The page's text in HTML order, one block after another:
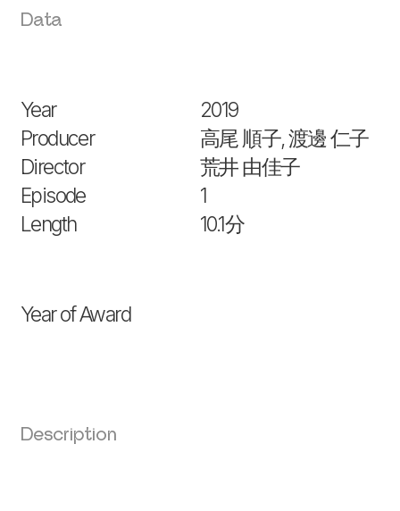
Data
Year
2019
Producer
高尾 順子, 渡邊 仁子
Director
荒井 由佳子
Episode
1
Length
10.1分
Year of Award
Description